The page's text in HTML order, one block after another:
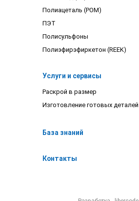
Полиацеталь (POM)
ПЭТ
Полисульфоны
Полиэфирэфиркетон (REEK)
Услуги и сервисы
Раскрой в размер
Изготовление готовых деталей
База знаний
Контакты